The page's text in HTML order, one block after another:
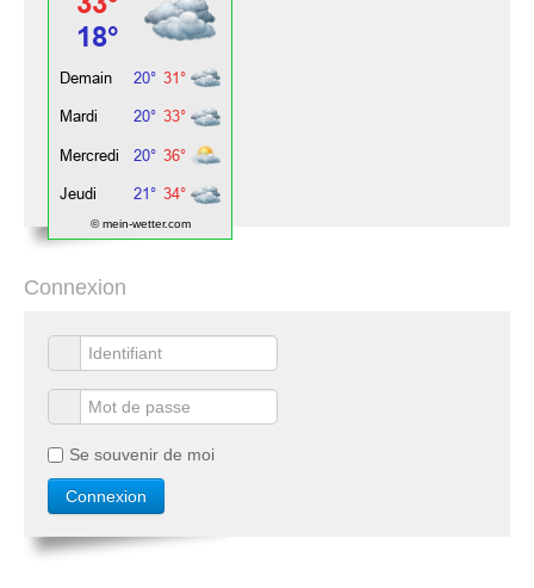
© mein-wetter.com
Connexion
Se souvenir de moi